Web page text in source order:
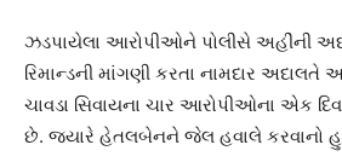
ઝડપાયેલા આરોપીઓને પોલીસે અહીંની
રિમાન્ડની માંગણી કરતા નામદાર
ચાવડા સિવાયના ચાર આરોપીઓના એક
છે. જ્યારે હેતલબેનને જેલ હવાલે કરવાનો